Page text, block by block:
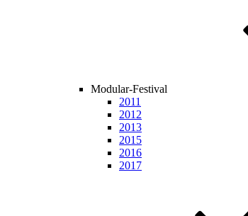
Modular-Festival
2011
2012
2013
2015
2016
2017